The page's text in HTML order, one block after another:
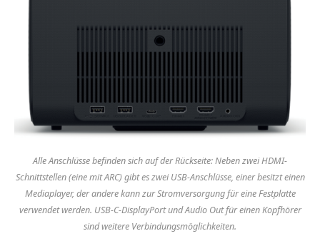
Alle Anschlüsse befinden sich auf der Rückseite: Neben zwei HDMI-
Schnittstellen (eine mit ARC) gibt es zwei USB-Anschlüsse, einer besitzt einen
Mediaplayer, der andere kann zur Stromversorgung für eine Festplatte
verwendet werden. USB-C-DisplayPort und Audio Out für einen Kopfhörer
sind weitere Verbindungsmöglichkeiten.